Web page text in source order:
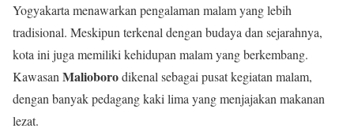
Yogyakarta menawarkan pengalaman malam yang lebih
tradisional. Meskipun terkenal dengan budaya dan sejarahnya,
kota ini juga memiliki kehidupan malam yang berkembang.
Kawasan Malioborodikenal sebagai pusat kegiatan malam,
dengan banyak pedagang kaki lima yang menjajakan makanan
lezat.